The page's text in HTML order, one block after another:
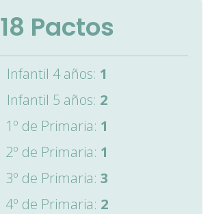
18 Pactos
Infantil 4 años: 1
Infantil 5 años: 2
1º de Primaria: 1
2º de Primaria: 1
3º de Primaria: 3
4º de Primaria: 2